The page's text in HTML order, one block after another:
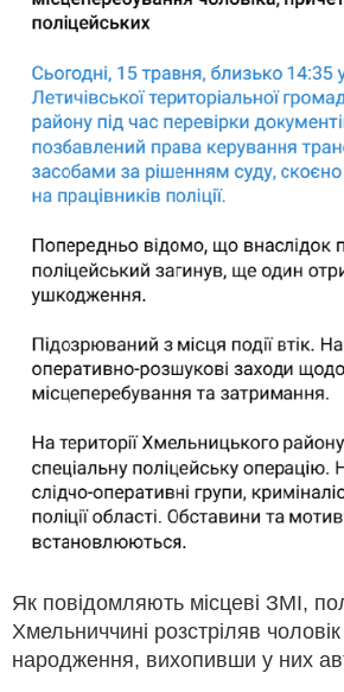
Як повідомляють місцеві ЗМІ,
Хмельниччині розстріляв
народження, вихопивши у них